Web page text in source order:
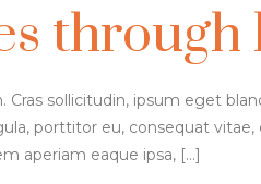
through
Cras sollicitudin, ipsum eget
porttitor eu, consequat
aperiam eaque ipsa, […]